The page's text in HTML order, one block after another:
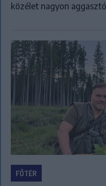
közélet nagyon
FŐTÉR